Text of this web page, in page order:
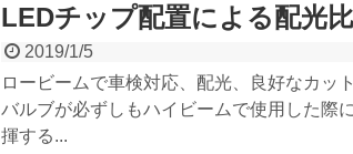
LEDチップ配置による配光
2019/1/5
ロービームで車検対応、配光、良好なカッ
バルブが必ずしもハイビームで使用した際
揮する...